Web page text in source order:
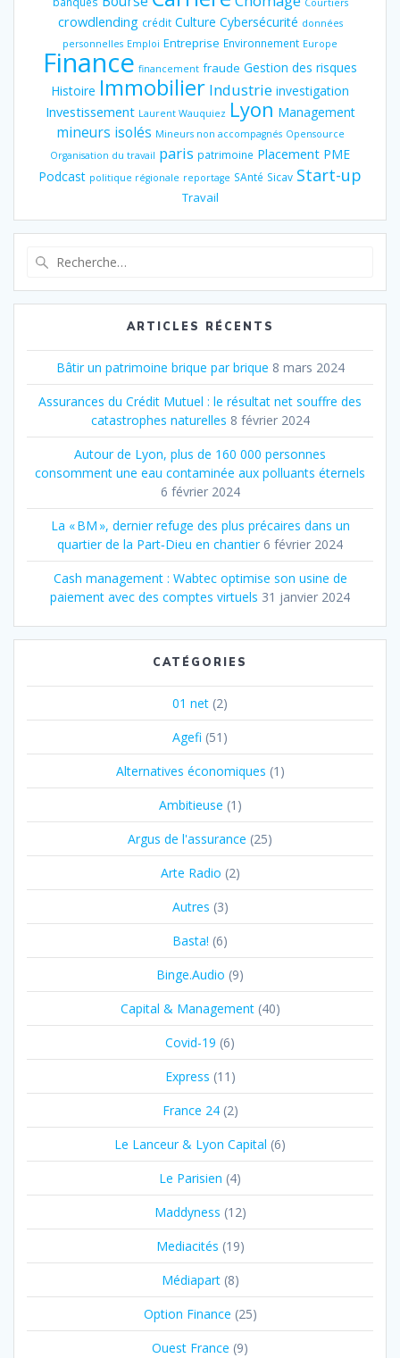
Courtiers
crowdlending crédit Culture Cybersécurité données
personnelles Emploi Entreprise Environnement Europe
Finance financement fraude Gestion des risques
Histoire Immobilier Industrie investigation
Investissement Laurent Wauquiez Lyon Management
mineurs isolés Mineurs non accompagnés Opensource
Organisation du travail paris patrimoine Placement PME
Podcast politique régionale reportage SAnté Sicav Start-up
Travail
:
ARTICLES RÉCENTS
Bâtir un patrimoine brique par brique 8 mars 2024
Assurances du Crédit Mutuel : le résultat net souffre des
catastrophes naturelles 8 février 2024
Autour de Lyon, plus de 160 000 personnes
consomment une eau contaminée aux polluants éternels
6 février 2024
La « BM », dernier refuge des plus précaires dans un
quartier de la Part‐Dieu en chantier 6 février 2024
Cash management : Wabtec optimise son usine de
paiement avec des comptes virtuels 31 janvier 2024
CATÉGORIES
01 net (2)
Agefi (51)
Alternatives économiques (1)
Ambitieuse (1)
Argus de l'assurance (25)
Arte Radio (2)
Autres (3)
Basta! (6)
Binge.Audio (9)
Capital & Management(40)
Covid-19 (6)
Express (11)
France 24(2)
Le Lanceur & Lyon Capital (6)
Le Parisien (4)
Maddyness (12)
Mediacités (19)
Médiapart(8)
Option Finance (25)
Ouest France (9)